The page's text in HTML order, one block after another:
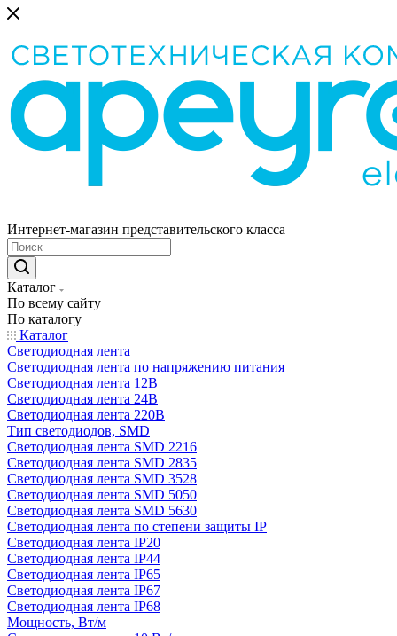
Интернет-магазин представительского класса
Каталог
По всему сайту
По каталогу
Каталог
Светодиодная лента
Светодиодная лента по напряжению питания
Светодиодная лента 12В
Светодиодная лента 24В
Светодиодная лента 220В
Тип светодиодов, SMD
Cветодиодная лента SMD 2216
Светодиодная лента SMD 2835
Светодиодная лента SMD 3528
Светодиодная лента SMD 5050
Светодиодная лента SMD 5630
Светодиодная лента по степени защиты IP
Светодиодная лента IP20
Светодиодная лента IP44
Светодиодная лента IP65
Светодиодная лента IP67
Светодиодная лента IP68
Мощность, Вт/м